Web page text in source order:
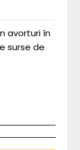
avorturi în
surse de